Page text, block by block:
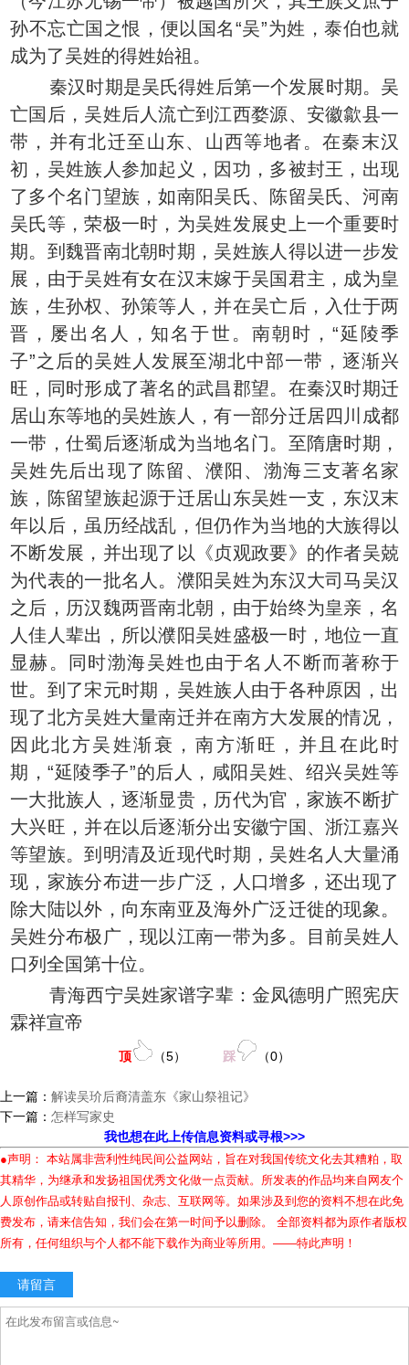
孙不忘亡国之恨，便以国名“吴”为姓，泰伯也就
成为了吴姓的得姓始祖。
秦汉时期是吴氏得姓后第一个发展时期。吴
亡国后，吴姓后人流亡到江西婺源、安徽歙县一
带，并有北迁至山东、山西等地者。在秦末汉
初，吴姓族人参加起义，因功，多被封王，出现
了多个名门望族，如南阳吴氏、陈留吴氏、河南
吴氏等，荣极一时，为吴姓发展史上一个重要时
期。到魏晋南北朝时期，吴姓族人得以进一步发
展，由于吴姓有女在汉末嫁于吴国君主，成为皇
族，生孙权、孙策等人，并在吴亡后，入仕于两
晋，屡出名人，知名于世。南朝时，“延陵季
子”之后的吴姓人发展至湖北中部一带，逐渐兴
旺，同时形成了著名的武昌郡望。在秦汉时期迁
居山东等地的吴姓族人，有一部分迁居四川成都
一带，仕蜀后逐渐成为当地名门。至隋唐时期，
吴姓先后出现了陈留、濮阳、渤海三支著名家
族，陈留望族起源于迁居山东吴姓一支，东汉末
年以后，虽历经战乱，但仍作为当地的大族得以
不断发展，并出现了以《贞观政要》的作者吴兢
为代表的一批名人。濮阳吴姓为东汉大司马吴汉
之后，历汉魏两晋南北朝，由于始终为皇亲，名
人佳人辈出，所以濮阳吴姓盛极一时，地位一直
显赫。同时渤海吴姓也由于名人不断而著称于
世。到了宋元时期，吴姓族人由于各种原因，出
现了北方吴姓大量南迁并在南方大发展的情况，
因此北方吴姓渐衰，南方渐旺，并且在此时
期，“延陵季子”的后人，咸阳吴姓、绍兴吴姓等
一大批族人，逐渐显贵，历代为官，家族不断扩
大兴旺，并在以后逐渐分出安徽宁国、浙江嘉兴
等望族。到明清及近现代时期，吴姓名人大量涌
现，家族分布进一步广泛，人口增多，还出现了
除大陆以外，向东南亚及海外广泛迁徙的现象。
吴姓分布极广，现以江南一带为多。目前吴姓人
口列全国第十位。
青海西宁吴姓家谱字辈：金凤德明广照宪庆
霖祥宣帝
顶 （5） 踩 （0）
上一篇： 解读吴玠后裔清盖东《家山祭祖记》
下一篇： 怎样写家史
我也想在此上传信息资料或寻根>>>
●声明： 本站属非营利性纯民间公益网站，旨在对我国传统文化去其糟粕，取
其精华，为继承和发扬祖国优秀文化做一点贡献。所发表的作品均来自网友个
人原创作品或转贴自报刊、杂志、互联网等。如果涉及到您的资料不想在此免
费发布，请来信告知，我们会在第一时间予以删除。 全部资料都为原作者版权
所有，任何组织与个人都不能下载作为商业等所用。——特此声明！
请留言